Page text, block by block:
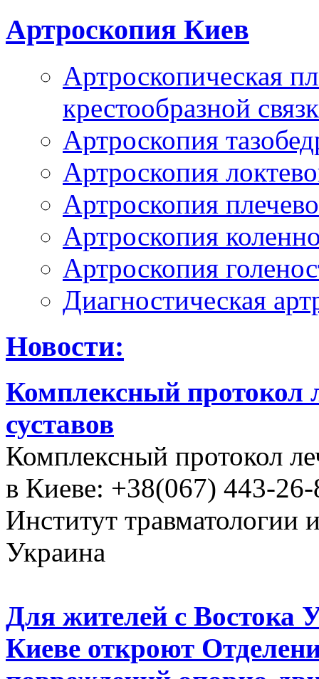
Артроскопия Киев
Артроскопическая
крестообразной
Артроскопия
Артроскопия
Артроскопия
Артроскопия
Артроскопия
Диагностическая
Новости:
Комплексный протокол
суставов
Комплексный протокол
в Киеве: +38(067) 443-
Институт
Украина
Для жителей с
Киеве откроют